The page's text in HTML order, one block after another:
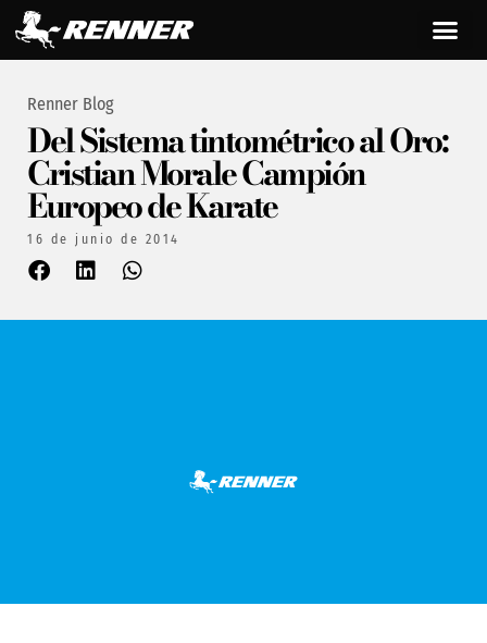
Renner Blog
Del Sistema tintométrico al Oro:
Cristian Morale Campión
Europeo de Karate
16 de junio de 2014